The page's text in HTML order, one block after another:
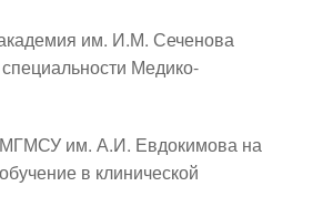
им. И.М. Сеченова
Медико-
МГМСУ им. А.И. Евдокимова на
в клинической